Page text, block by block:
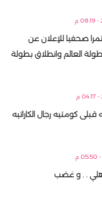
صحفيا للإعلان عن
العالم وانطلاق بطولة
كومتيه رجال الكاراتيه
. . و غضب